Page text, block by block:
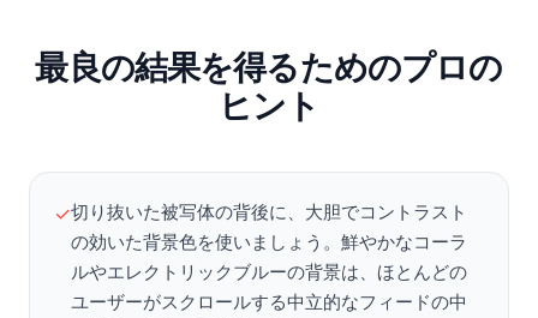
最良の結果を得るためのプロの
ヒント
✓切り抜いた被写体の背後に、大胆でコントラスト
の効いた背景色を使いましょう。鮮やかなコーラ
ルやエレクトリックブルーの背景は、ほとんどの
ユーザーがスクロールする中立的なフィードの中